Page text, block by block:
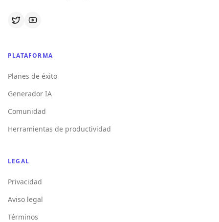
PLATAFORMA
Planes de éxito
Generador IA
Comunidad
Herramientas de productividad
LEGAL
Privacidad
Aviso legal
Términos